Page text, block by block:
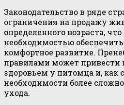
Законодательство в ряде
ограничения на продажу
определенного возраста, что
необходимостью
комфортное развитие.
правилами может привести
здоровьем у питомца и, как
необходимости более
ухода.